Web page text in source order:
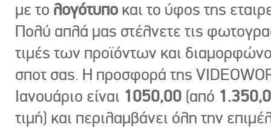
με το λογότυπο και το ύφος της
Πολύ απλά μας στέλνετε τις
τιμές των προϊόντων και
σποτ σας. Η προσφορά της
Ιανουάριο είναι 1050,00 (από
τιμή) και περιλαμβάνει όλη την